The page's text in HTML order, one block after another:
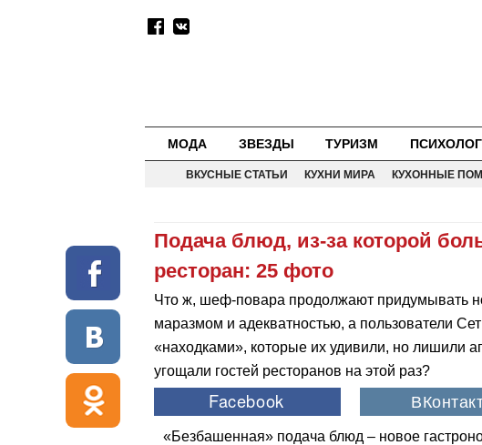
МОДА ЗВЕЗДЫ ТУРИЗМ
ВКУСНЫЕ СТАТЬИ КУХНИ МИРА КУХОННЫЕ
Подача блюд, из-за которой
ресторан: 25 фото
Что ж, шеф-повара продолжают придумывать
маразмом и адекватностью, а пользователи
«находками», которые их удивили, но лишили
угощали гостей ресторанов на этой раз?
«Безбашенная» подача блюд – новое